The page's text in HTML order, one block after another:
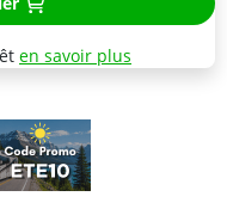
en savoir plus